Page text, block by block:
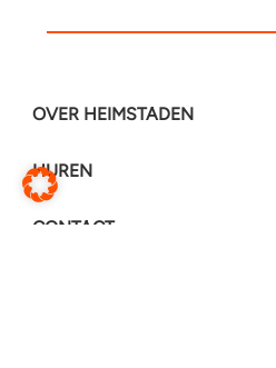
OVER HEIMSTADEN
HUREN
CONTACT